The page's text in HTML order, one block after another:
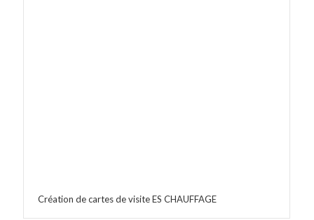
Création de cartes de visite ES CHAUFFAGE